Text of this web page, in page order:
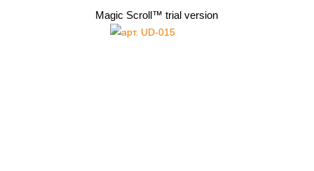
Magic Scroll™ trial version